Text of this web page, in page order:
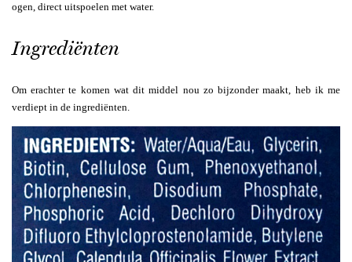
ogen, direct uitspoelen met water.
Ingrediënten
Om erachter te komen wat dit middel nou zo bijzonder maakt, heb ik me
verdiept in de ingrediënten.